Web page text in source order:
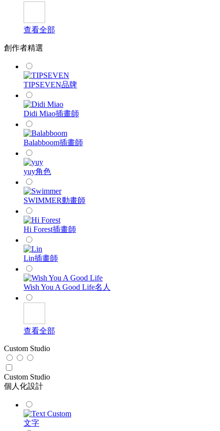
查看全部
創作者精選
TIPSEVEN品牌
Didi Miao插畫師
Balabboom插畫師
yuy角色
SWIMMER動畫師
Hi Forest插畫師
Lin插畫師
Wish You A Good Life名人
查看全部
Custom Studio
Custom Studio
個人化設計
文字